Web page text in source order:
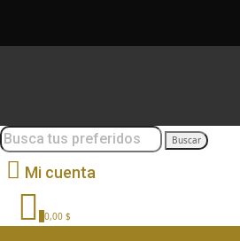
Buscar
Mi cuenta
0,00 $